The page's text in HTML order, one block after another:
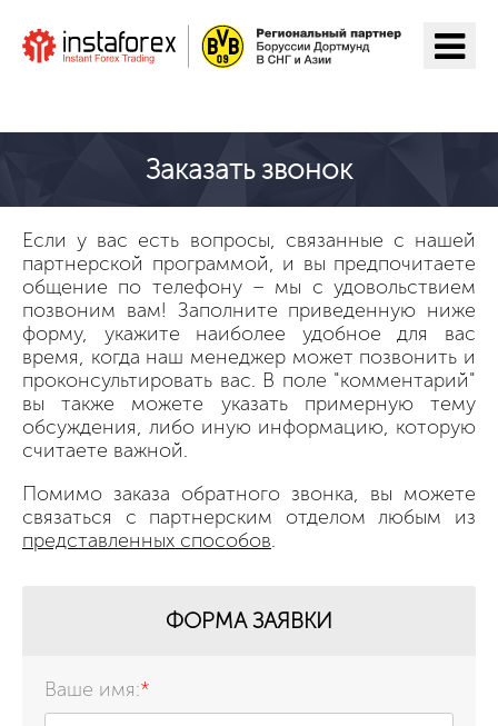
Заказать звонок
Если у вас есть вопросы, связанные с нашей
партнерской программой, и вы предпочитаете
общение по телефону – мы с удовольствием
позвоним вам! Заполните приведенную ниже
форму, укажите наиболее удобное для вас
время, когда наш менеджер может позвонить и
проконсультировать вас. В поле "комментарий"
вы также можете указать примерную тему
обсуждения, либо иную информацию, которую
считаете важной.
Помимо заказа обратного звонка, вы можете
связаться с партнерским отделом любым из
представленных способов.
ФОРМА ЗАЯВКИ
Ваше имя:*